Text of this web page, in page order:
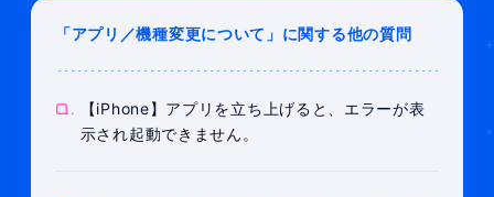
「アプリ／機種変更について」に関する他の質問
Q.
【iPhone】アプリを立ち上げると、エラーが表
示され起動できません。